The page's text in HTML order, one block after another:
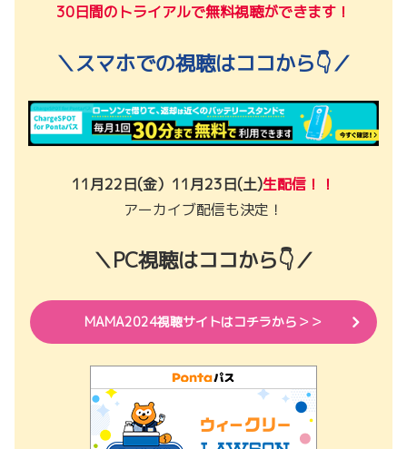
30日間のトライアルで無料視聴ができます！
＼スマホでの視聴はココから👇／
11月22日(金）11月23日(土)生配信！！
アーカイブ配信も決定！
＼PC視聴はココから👇／
MAMA2024視聴サイトはコチラから＞＞